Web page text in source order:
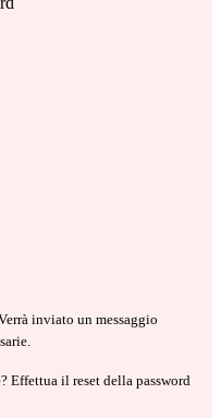
inviato un messaggio
Effettua il reset della password